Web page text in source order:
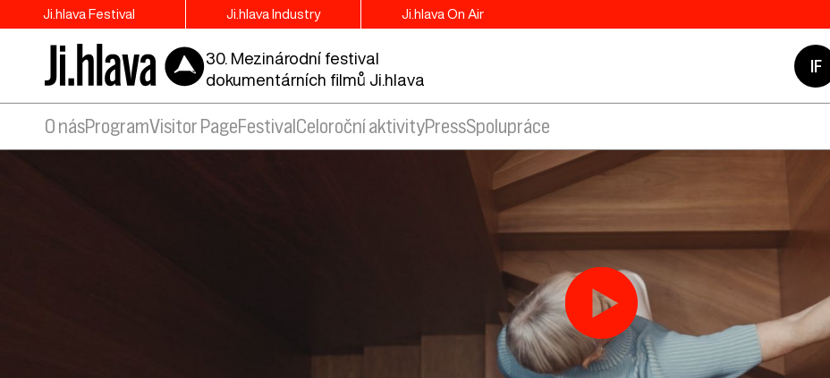
Ji.hlava Festival Ji.hlava Industry Ji.hlava On Air
30. Mezinárodní festival
dokumentárních filmů Ji.hlava
IF
O násProgramVisitor PageFestival Celoroční aktivityPressSpolupráce